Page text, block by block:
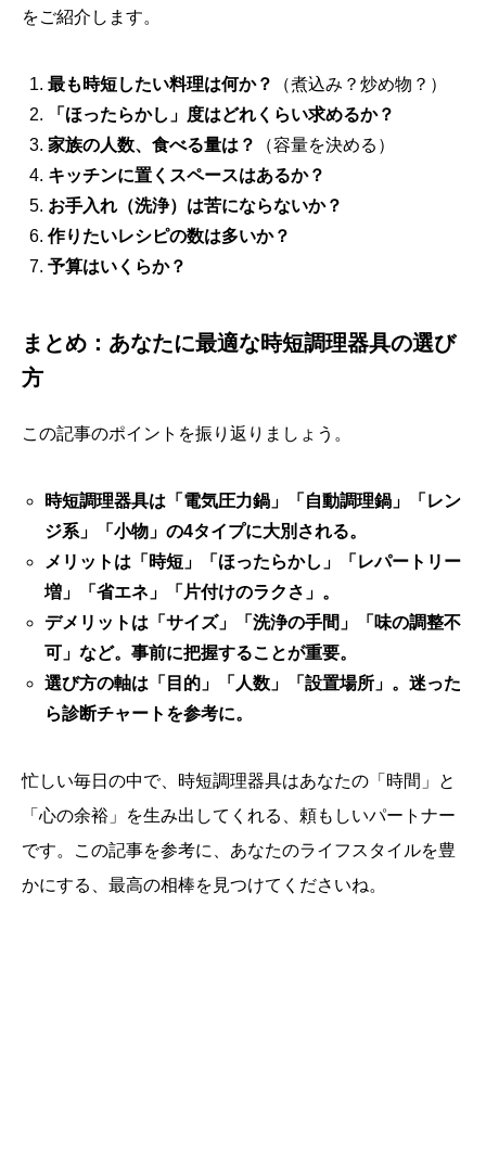
をご紹介します。
最も時短したい料理は何か？
（煮込み？炒め物？）
「ほったらかし」度はどれくらい求めるか？
家族の人数、食べる量は？
（容量を決める）
キッチンに置くスペースはあるか？
お手入れ（洗浄）は苦にならないか？
作りたいレシピの数は多いか？
予算はいくらか？
まとめ：あなたに最適な時短調理器具の選び
方
この記事のポイントを振り返りましょう。
時短調理器具は「電気圧力鍋」「自動調理鍋」「レン
ジ系」「小物」の4タイプに大別される。
メリットは「時短」「ほったらかし」「レパートリー
増」「省エネ」「片付けのラクさ」。
デメリットは「サイズ」「洗浄の手間」「味の調整不
可」など。事前に把握することが重要。
選び方の軸は「目的」「人数」「設置場所」。迷った
ら診断チャートを参考に。
忙しい毎日の中で、時短調理器具はあなたの「時間」と
「心の余裕」を生み出してくれる、頼もしいパートナー
です。この記事を参考に、あなたのライフスタイルを豊
かにする、最高の相棒を見つけてくださいね。